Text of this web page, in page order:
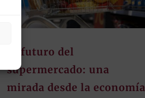
El futuro del
supermercado: una
mirada desde la economía